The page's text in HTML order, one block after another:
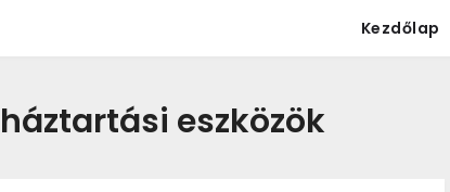
Kezdőlap
eszközök